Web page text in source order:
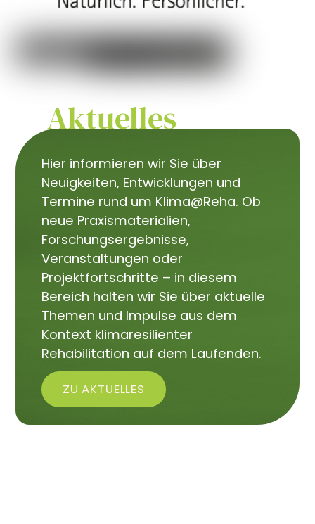
Aktuelles
Hier informieren wir Sie über
Neuigkeiten, Entwicklungen und
Termine rund um Klima@Reha. Ob
neue Praxismaterialien,
Forschungsergebnisse,
Veranstaltungen oder
Projektfortschritte – in diesem
Bereich halten wir Sie über aktuelle
Themen und Impulse aus dem
Kontext klimaresilienter
Rehabilitation auf dem Laufenden.
ZU AKTUELLES